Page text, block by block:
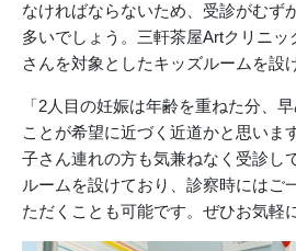
なければならないため、受診がむず
多いでしょう。三軒茶屋Artクリニ
さんを対象としたキッズルームを設
「2人目の妊娠は年齢を重ねた分、
ことが希望に近づく近道かと思いま
子さん連れの方も気兼ねなく受診し
ルームを設けており、診察時にはご
ただくことも可能です。ぜひお気軽